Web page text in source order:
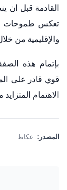
القادمة قبل ان
تعكس طموحات
والإقليمية من
بإتمام هذه
قوي قادر على
الاهتمام
المصدر: عكاظ